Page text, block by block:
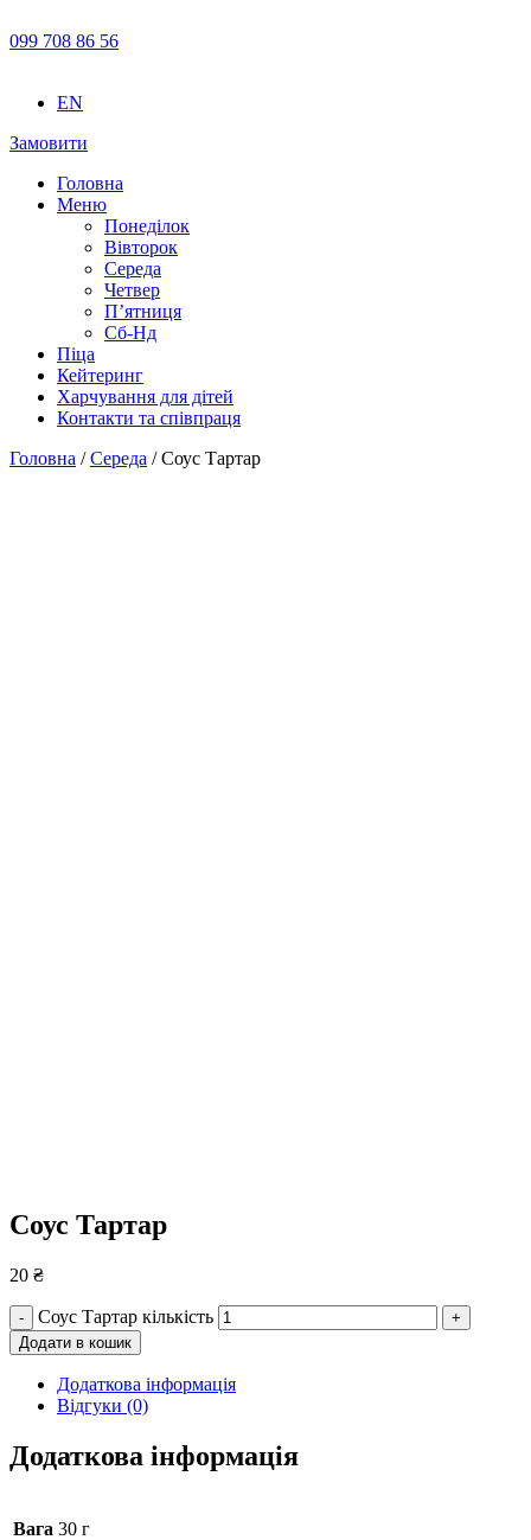
099 708 86 56
EN
Замовити
Головна
Меню
Понеділок
Вівторок
Середа
Четвер
П’ятниця
Сб-Нд
Піца
Кейтеринг
Харчування для дітей
Контакти та співпраця
Головна /Середа / Соус Тартар
Соус Тартар
20 ₴
- Соус Тартар кількість
+
Додати в кошик
Додаткова інформація
Відгуки (0)
Додаткова інформація
Вага 30 г